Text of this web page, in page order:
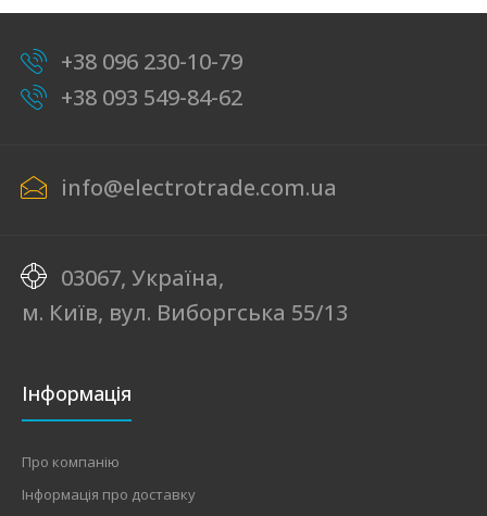
text_zero
світла: 1LEDНапруга: 85-265 ВКолірна температу..
+38 096 230-10-79
+38 093 549-84-62
info@electrotrade.com.ua
03067, Україна,
м. Київ, вул. Виборгська 55/13
Інформація
Про компанію
Інформація про доставку